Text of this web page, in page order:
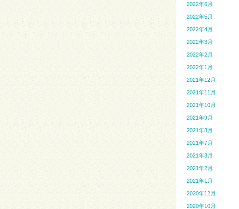
2022年6月
2022年5月
2022年4月
2022年3月
2022年2月
2022年1月
2021年12月
2021年11月
2021年10月
2021年9月
2021年8月
2021年7月
2021年3月
2021年2月
2021年1月
2020年12月
2020年10月